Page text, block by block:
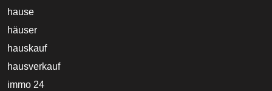
hause
häuser
hauskauf
hausverkauf
immo 24